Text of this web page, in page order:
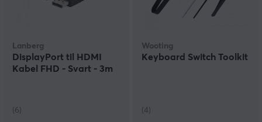
Lanberg
DisplayPort til HDMI
Kabel FHD - Svart - 3m
(6)
Wooting
Keyboard Switch Toolkit
(4)